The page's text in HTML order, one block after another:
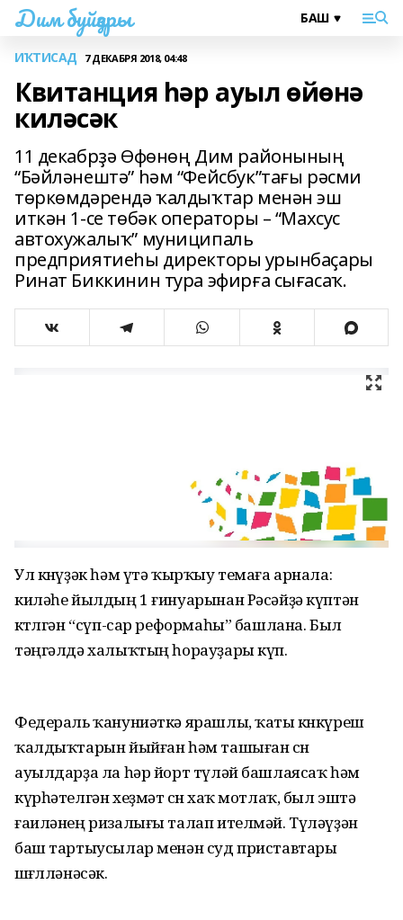
Дим буйҙары
ИҠТИСАД 7 ДЕКАБРЯ 2018, 04:48
Квитанция һәр ауыл өйөнә
киләсәк
11 декабрҙә Өфөнөң Дим районының
“Бәйләнештә” һәм “Фейсбук”тағы рәсми
төркөмдәрендә ҡалдыҡтар менән эш
иткән 1-се төбәк операторы – “Махсус
автохужалыҡ” муниципаль
предприятиеһы директоры урынбаҫары
Ринат Биккинин тура эфирға сығасаҡ.
Ул көнүҙәк һәм үтә ҡырҡыу темаға арнала:
киләһе йылдың 1 ғинуарынан Рәсәйҙә күптән
көтөлгән “сүп-сар реформаһы” башлана. Был
тәңгәлдә халыҡтың һорауҙары күп.
Федераль ҡануниәткә ярашлы, ҡаты көнкүреш
ҡалдыҡтарын йыйған һәм ташыған өсөн
ауылдарҙа ла һәр йорт түләй башлаясаҡ һәм
күрһәтелгән хеҙмәт өсөн хаҡ мотлаҡ, был эштә
ғаиләнең ризалығы талап ителмәй. Түләүҙән
баш тартыусылар менән суд приставтары
шөғөлләнәсәк.